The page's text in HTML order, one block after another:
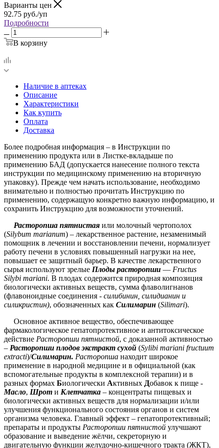
Варианты цен
92.75 руб./уп
Подробности
В корзину
Наличие в аптеках
Описание
Характеристики
Как купить
Оплата
Доставка
Более подробная информация – в Инструкции по
применению продукта или в Листке-вкладыше по
применению БАД (допускается нанесение полного текста
инструкции по медицинскому применению на вторичную
упаковку). Прежде чем начать использование, необходимо
внимательно и полностью прочитать Инструкцию по
применению, содержащую конкретно важную информацию, и
сохранить Инструкцию для возможности уточнений.
Расторопша пятнистая или молочный чертополох
(Silybum marianum) – лекарственное растение, незаменимый
помощник в лечении и восстановлении печени, нормализует
работу печени в условиях повышенный нагрузки на нее,
повышает ее защитный барьер. В качестве лекарственного
сырья используют зрелые Плоды расторопши — Fructus
Silybi mariani. В плодах содержится природная композиция
биологически активных веществ, сумма флаволигнанов
(флавоноидные соединения - силибинин, силидианин и
силикристин), обозначенных как Силимарин (Silimari).
Основное активное вещество, обеспечивающее
фармакологическое гепатопротективное и антитоксическое
действие Расторопши пятнистой, с доказанной активностью
– Расторопши плодов экстракт сухой (Sylibi mariani fructuum
extracti)/Силимарин. Расторопша находит широкое
применение в народной медицине и в официальной (как
вспомогательные продукты в комплексной терапии) и в
разных формах Биологически Активных Добавок к пище -
Масло, Шрот и Клетчатка – концентраты пищевых и
биологически активных веществ для нормализации и/или
улучшения функционального состояния органов и систем
организма человека. Главный эффект – гепатопротективный;
препараты и продукты Расторопши пятнистой улучшают
образование и выведение жёлчи, секреторную и
двигательную функции желудочно-кишечного тракта (ЖКТ),